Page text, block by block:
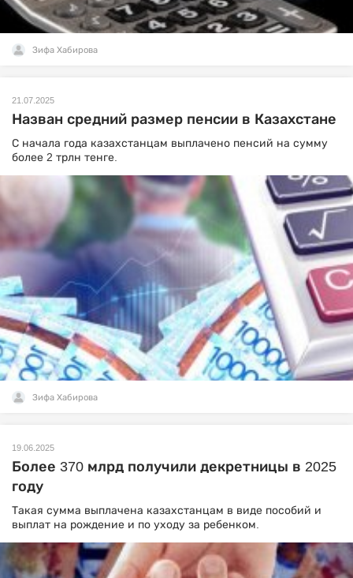
Зифа Хабирова
21.07.2025
Назван средний размер пенсии в Казахстане
С начала года казахстанцам выплачено пенсий на сумму
более 2 трлн тенге.
Зифа Хабирова
19.06.2025
Более 370 млрд получили декретницы в 2025
году
Такая сумма выплачена казахстанцам в виде пособий и
выплат на рождение и по уходу за ребенком.